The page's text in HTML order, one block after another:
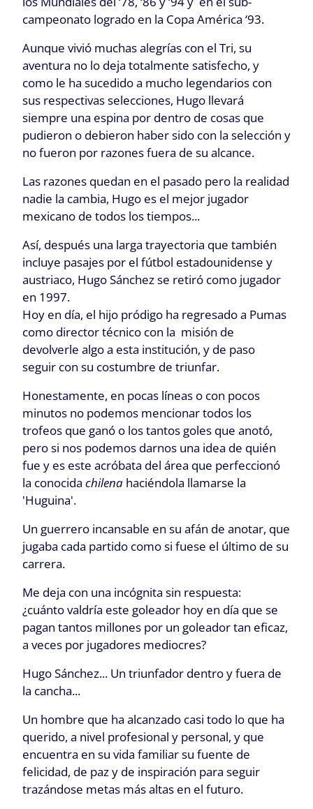
campeonato logrado en la Copa América ‘93.
Aunque vivió muchas alegrías con el Tri, su
aventura no lo deja totalmente satisfecho, y
como le ha sucedido a mucho legendarios con
sus respectivas selecciones, Hugo llevará
siempre una espina por dentro de cosas que
pudieron o debieron haber sido con la selección y
no fueron por razones fuera de su alcance.
Las razones quedan en el pasado pero la realidad
nadie la cambia, Hugo es el mejor jugador
mexicano de todos los tiempos...
Así, después una larga trayectoria que también
incluye pasajes por el fútbol estadounidense y
austriaco, Hugo Sánchez se retiró como jugador
en 1997.
Hoy en día, el hijo pródigo ha regresado a Pumas
como director técnico con la misión de
devolverle algo a esta institución, y de paso
seguir con su costumbre de triunfar.
Honestamente, en pocas líneas o con pocos
minutos no podemos mencionar todos los
trofeos que ganó o los tantos goles que anotó,
pero si nos podemos darnos una idea de quién
fue y es este acróbata del área que perfeccionó
la conocida chilena haciéndola llamarse la
'Huguina'.
Un guerrero incansable en su afán de anotar, que
jugaba cada partido como si fuese el último de su
carrera.
Me deja con una incógnita sin respuesta:
¿cuánto valdría este goleador hoy en día que se
pagan tantos millones por un goleador tan eficaz,
a veces por jugadores mediocres?
Hugo Sánchez... Un triunfador dentro y fuera de
la cancha...
Un hombre que ha alcanzado casi todo lo que ha
querido, a nivel profesional y personal, y que
encuentra en su vida familiar su fuente de
felicidad, de paz y de inspiración para seguir
trazándose metas más altas en el futuro.